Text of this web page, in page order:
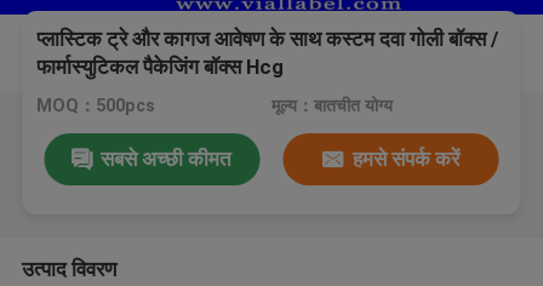
प्लास्टिक ट्रे और कागज आवेषण के साथ कस्टम दवा गोली बॉक्स /
फार्मास्युटिकल पैकेजिंग बॉक्स Hcg
MOQ：500pcs मूल्य：बातचीत योग्य
सबसे अच्छी कीमत हमसे संपर्क करें
उत्पाद विवरण